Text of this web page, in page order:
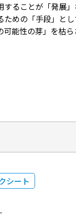
ることが「発展
めの「手段」と
能性の芽」を枯
できるようになっ
シート